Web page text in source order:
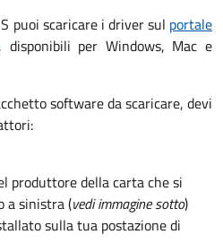
puoi scaricare i driver sul portale
disponibili per Windows, Mac e
software da scaricare, devi
produttore della carta che si
a sinistra (vedi immagine sotto)
sulla tua postazione di